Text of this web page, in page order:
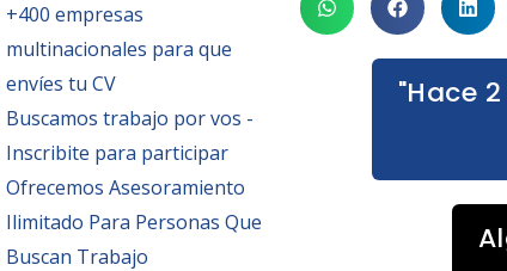
+400 empresas
multinacionales para que
envíes tu CV
Buscamos trabajo por vos -
Inscribite para participar
Ofrecemos Asesoramiento
Ilimitado Para Personas Que
Buscan Trabajo
"Hace